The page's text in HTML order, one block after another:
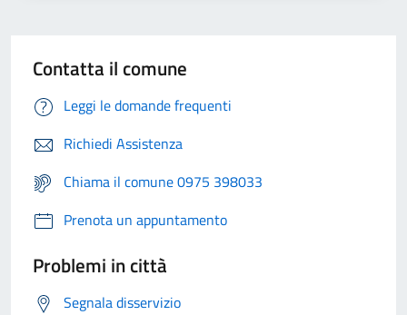
Contatta il comune
Leggi le domande frequenti
Richiedi Assistenza
Chiama il comune 0975 398033
Prenota un appuntamento
Problemi in città
Segnala disservizio